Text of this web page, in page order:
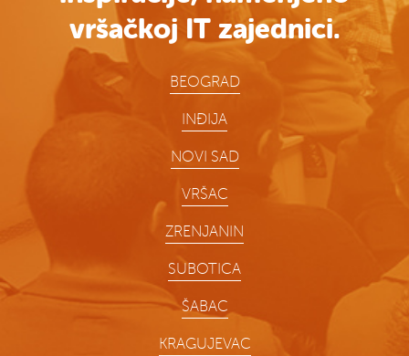
vršačkoj IT zajednici.
BEOGRAD
INĐIJA
NOVI SAD
VRŠAC
ZRENJANIN
SUBOTICA
ŠABAC
KRAGUJEVAC